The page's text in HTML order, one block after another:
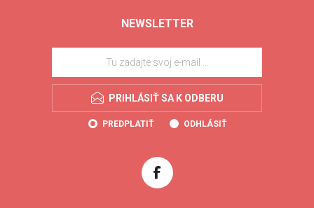
NEWSLETTER
PRIHLÁSIŤ SA K ODBERU
PREDPLATIŤ ODHLÁSIŤ